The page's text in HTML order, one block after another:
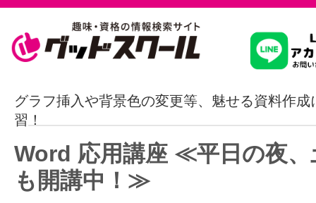
習いたいこ
スクールを
グラフ挿入や背景色の変更等、魅せる資料作成
習！
Word 応用講座 ≪平日の夜、
も開講中！≫